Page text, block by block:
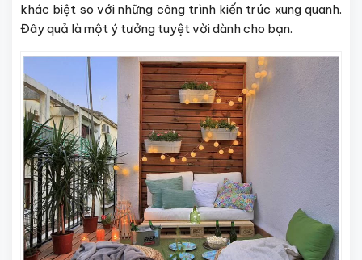
khác biệt so với những công trình kiến trúc xung quanh.
Đây quả là một ý tưởng tuyệt vời dành cho bạn.